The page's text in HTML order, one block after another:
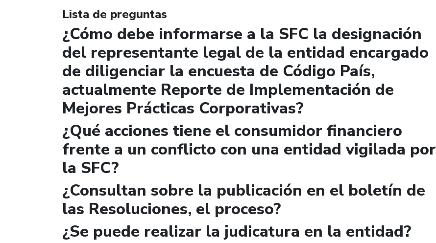
Lista de preguntas
¿Cómo debe informarse a la SFC la designación
del representante legal de la entidad encargado
de diligenciar la encuesta de Código País,
actualmente Reporte de Implementación de
Mejores Prácticas Corporativas?
¿Qué acciones tiene el consumidor financiero
frente a un conflicto con una entidad vigilada por
la SFC?
¿Consultan sobre la publicación en el boletín de
las Resoluciones, el proceso?
¿Se puede realizar la judicatura en la entidad?